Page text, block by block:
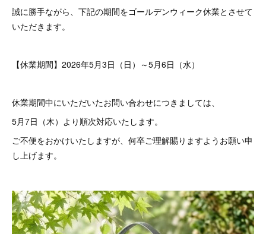
誠に勝手ながら、下記の期間をゴールデンウィーク休業とさせて
いただきます。
【休業期間】2026年5月3日（日）～5月6日（水）
休業期間中にいただいたお問い合わせにつきましては、
5月7日（木）より順次対応いたします。
ご不便をおかけいたしますが、何卒ご理解賜りますようお願い申
し上げます。